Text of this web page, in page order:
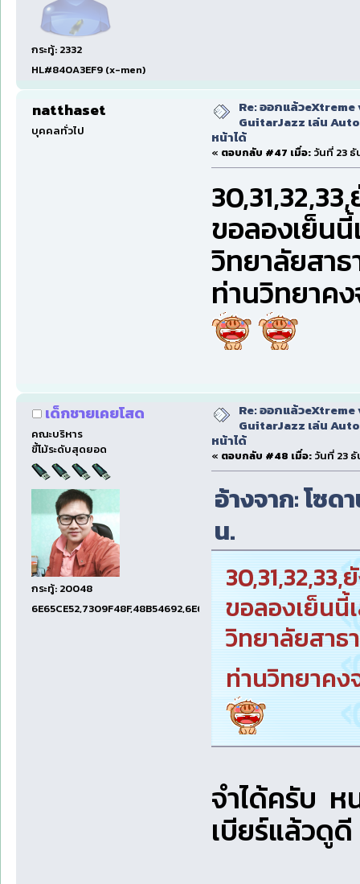
กระทู้: 2332
HL#840A3EF9 (x-men)
natthaset
บุคคลทั่วไป
Re: ออกแล้ว
GuitarJazz เล่น
หน้าได้
« ตอบกลับ #47 เมื่อ: วันที่ 23 ธั
ขอลองเย็น
วิทยาลัยสา
ท่านวิทยาค
เด็กชายเคยโสด
คณะบริหาร
ขี้โม้ระดับสุดยอด
กระทู้: 20048
6E65CE52,7309F48F,48B54692,6E674E74,1E001EF5
Re: ออกแล้ว
GuitarJazz เล่น
หน้าได้
« ตอบกลับ #48 เมื่อ: วันที่ 23
อ้างจาก: โซด
น.
ขอลองเย็นนี้
วิทยาลัยสา
ท่านวิทยาค
จำได้ครับ ห
เบียร์แล้วดู